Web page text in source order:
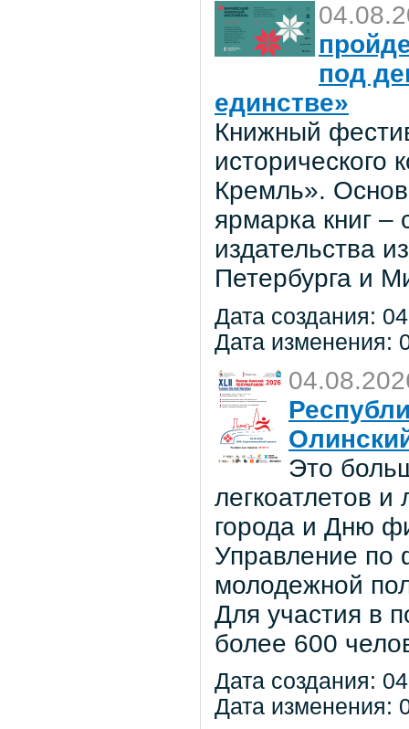
под
единстве»
Книжный
исторического
Кремль».
ярмарка книг –
издательства
Петербурга и
Дата создания:
Дата изменения:
Это
легкоатлетов
города и Дню
Управление по
молодежной
Для участия в
более 600
Дата создания:
Дата изменения: